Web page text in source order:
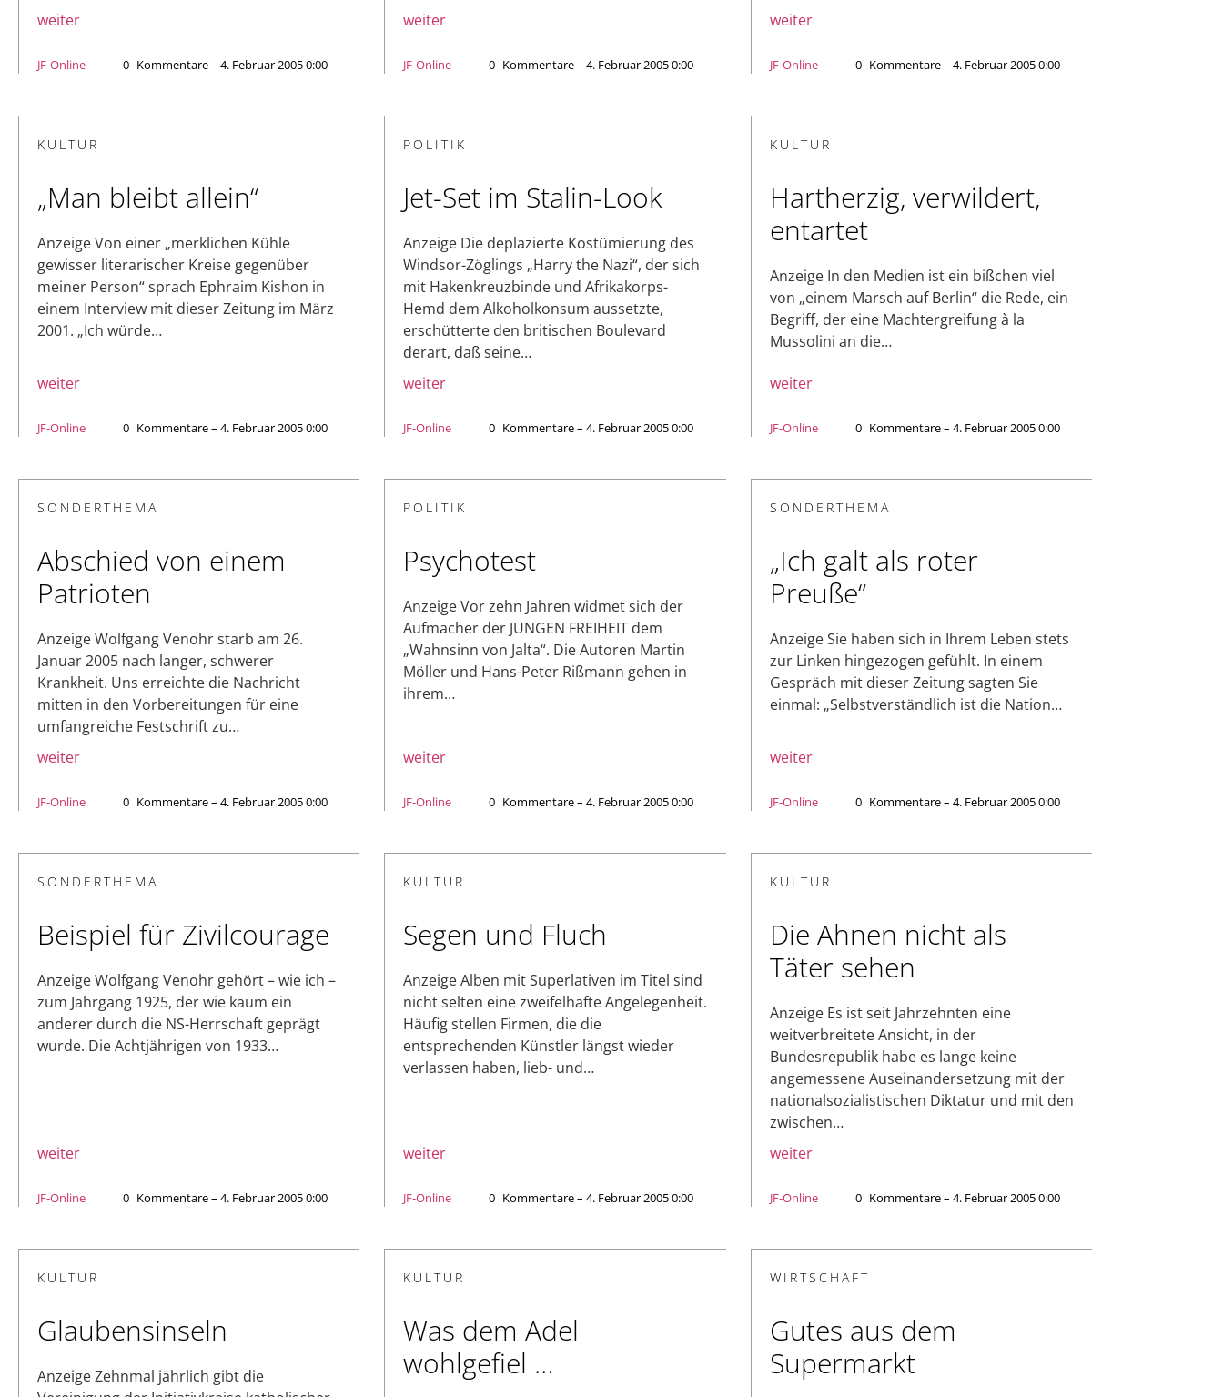
weiter
JF-Online 0 Kommentare – 4. Februar 2005 0:00
weiter
JF-Online 0 Kommentare – 4. Februar 2005 0:00
weiter
JF-Online 0 Kommentare – 4. Februar 2005 0:00
KULTUR
„Man bleibt allein“
Anzeige Von einer „merklichen Kühle
gewisser literarischer Kreise gegenüber
meiner Person“ sprach Ephraim Kishon in
einem Interview mit dieser Zeitung im März
2001. „Ich würde…
weiter
JF-Online 0 Kommentare – 4. Februar 2005 0:00
POLITIK
Jet-Set im Stalin-Look
Anzeige Die deplazierte Kostümierung des
Windsor-Zöglings „Harry the Nazi“, der sich
mit Hakenkreuzbinde und Afrikakorps-
Hemd dem Alkoholkonsum aussetzte,
erschütterte den britischen Boulevard
derart, daß seine…
weiter
JF-Online 0 Kommentare – 4. Februar 2005 0:00
KULTUR
Hartherzig, verwildert,
entartet
Anzeige In den Medien ist ein bißchen viel
von „einem Marsch auf Berlin“ die Rede, ein
Begriff, der eine Machtergreifung à la
Mussolini an die…
weiter
JF-Online 0 Kommentare – 4. Februar 2005 0:00
SONDERTHEMA
Abschied von einem
Patrioten
Anzeige Wolfgang Venohr starb am 26.
Januar 2005 nach langer, schwerer
Krankheit. Uns erreichte die Nachricht
mitten in den Vorbereitungen für eine
umfangreiche Festschrift zu…
weiter
JF-Online 0 Kommentare – 4. Februar 2005 0:00
POLITIK
Psychotest
Anzeige Vor zehn Jahren widmet sich der
Aufmacher der JUNGEN FREIHEIT dem
„Wahnsinn von Jalta“. Die Autoren Martin
Möller und Hans-Peter Rißmann gehen in
ihrem…
weiter
JF-Online 0 Kommentare – 4. Februar 2005 0:00
SONDERTHEMA
„Ich galt als roter
Preuße“
Anzeige Sie haben sich in Ihrem Leben stets
zur Linken hingezogen gefühlt. In einem
Gespräch mit dieser Zeitung sagten Sie
einmal: „Selbstverständlich ist die Nation…
weiter
JF-Online 0 Kommentare – 4. Februar 2005 0:00
SONDERTHEMA
Beispiel für Zivilcourage
Anzeige Wolfgang Venohr gehört – wie ich –
zum Jahrgang 1925, der wie kaum ein
anderer durch die NS-Herrschaft geprägt
wurde. Die Achtjährigen von 1933…
weiter
JF-Online 0 Kommentare – 4. Februar 2005 0:00
KULTUR
Segen und Fluch
Anzeige Alben mit Superlativen im Titel sind
nicht selten eine zweifelhafte Angelegenheit.
Häufig stellen Firmen, die die
entsprechenden Künstler längst wieder
verlassen haben, lieb- und…
weiter
JF-Online 0 Kommentare – 4. Februar 2005 0:00
KULTUR
Die Ahnen nicht als
Täter sehen
Anzeige Es ist seit Jahrzehnten eine
weitverbreitete Ansicht, in der
Bundesrepublik habe es lange keine
angemessene Auseinandersetzung mit der
nationalsozialistischen Diktatur und mit den
zwischen…
weiter
JF-Online 0 Kommentare – 4. Februar 2005 0:00
KULTUR
Glaubensinseln
Anzeige Zehnmal jährlich gibt die
KULTUR
Was dem Adel
wohlgefiel …
WIRTSCHAFT
Gutes aus dem
Supermarkt